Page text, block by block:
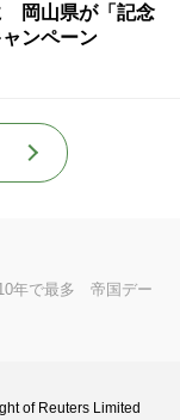
岡山県が「記念
ンペーン
年で最多 帝国デー
of Reuters Limited